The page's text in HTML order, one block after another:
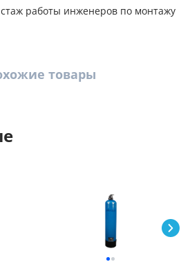
работы инженеров по монтажу
товары